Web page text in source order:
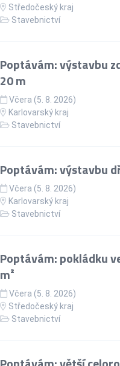
Středočeský kraj
Stavebnictví
Poptávám: výstavbu
20 m
Včera (5. 8. 2026)
Karlovarský kraj
Stavebnictví
Poptávám: výstavbu
Včera (5. 8. 2026)
Karlovarský kraj
Stavebnictví
Poptávám: pokládku
m²
Včera (5. 8. 2026)
Středočeský kraj
Stavebnictví